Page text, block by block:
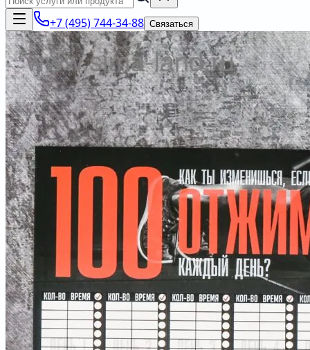
+7 (495) 744-34-88 Связаться